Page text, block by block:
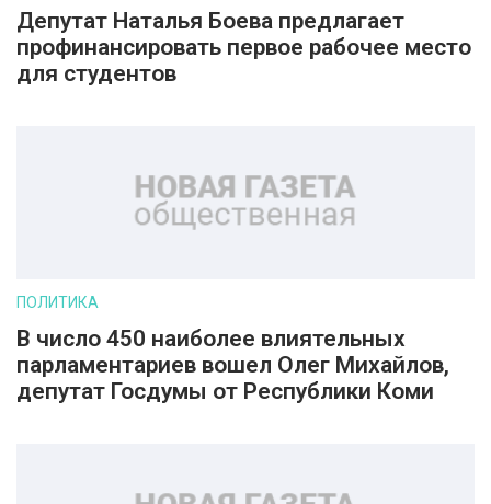
Депутат Наталья Боева предлагает
профинансировать первое рабочее место
для студентов
ПОЛИТИКА
В число 450 наиболее влиятельных
парламентариев вошел Олег Михайлов,
депутат Госдумы от Республики Коми